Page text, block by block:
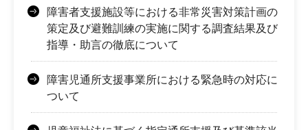
障害者支援施設等における非常災害対策計画の
策定及び避難訓練の実施に関する調査結果及び
指導・助言の徹底について
障害児通所支援事業所における緊急時の対応に
ついて